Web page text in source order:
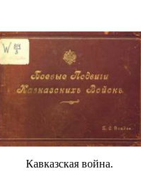
Кавказская война.